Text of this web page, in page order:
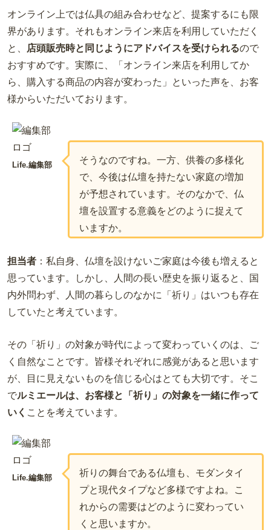
オンライン上では仏具の組み合わせなど、提案するにも限
界があります。それもオンライン来店を利用していただく
と、 店頭販売時と同じようにアドバイスを受けられるので
おすすめです。実際に、「オンライン来店を利用してか
ら、購入する商品の内容が変わった」といった声を、お客
様からいただいております。
Life.編集部
そうなのですね。一方、供養の多様化
で、今後は仏壇を持たない家庭の増加
が予想されています。そのなかで、仏
壇を設置する意義をどのように捉えて
いますか。
担当者 ：私自身、仏壇を設けないご家庭は今後も増えると
思っています。しかし、人間の長い歴史を振り返ると、国
内外問わず、人間の暮らしのなかに「祈り」はいつも存在
していたと考えています。
その「祈り」の対象が時代によって変わっていくのは、ご
く自然なことです。皆様それぞれに感覚があると思います
が、目に見えないものを信じる心はとても大切です。そこ
でルミエールは、お客様と「祈り」の対象を一緒に作って
いく ことを考えています。
Life.編集部
祈りの舞台である仏壇も、モダンタイ
プと現代タイプなど多様ですよね。こ
れからの需要はどのように変わってい
くと思いますか。